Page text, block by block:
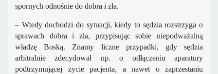
spornych odnośnie do dobra i zła.
– Wtedy dochodzi do sytuacji, kiedy to sędzia rozstrzyga o
sprawach dobra i zła, przypisując sobie niepodważalną
władzę Boską. Znamy liczne przypadki, gdy sędzia
arbitralnie zdecydował np. o odłączeniu aparatury
podtrzymującej życie pacjenta, a nawet o zaprzestaniu